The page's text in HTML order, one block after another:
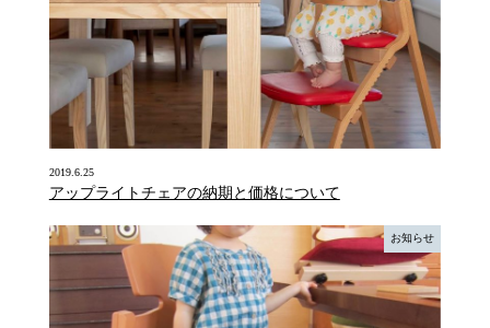
2019.6.25
アップライトチェアの納期と価格について
お知らせ